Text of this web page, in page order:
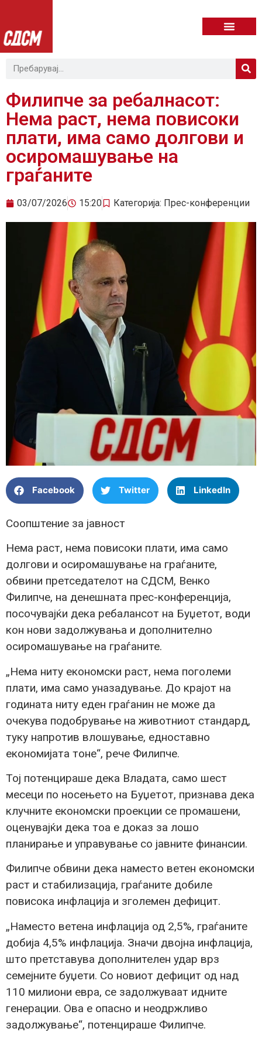
Филипче за ребалнасот:
Нема раст, нема повисоки
плати, има само долгови и
осиромашување на
граѓаните
03/07/2026 15:20 Категорија: Прес-конференции
Facebook Twitter LinkedIn
Соопштение за јавност
Нема раст, нема повисоки плати, има само
долгови и осиромашување на граѓаните,
обвини претседателот на СДСМ, Венко
Филипче, на денешната прес-конференција,
посочувајќи дека ребалансот на Буџетот, води
кон нови задолжувања и дополнително
осиромашување на граѓаните.
„Нема ниту економски раст, нема поголеми
плати, има само уназадување. До крајот на
годината ниту еден граѓанин не може да
очекува подобрување на животниот стандард,
туку напротив влошување, едноставно
економијата тоне“, рече Филипче.
Тој потенцираше дека Владата, само шест
месеци по носењето на Буџетот, признава дека
клучните економски проекции се промашени,
оценувајќи дека тоа е доказ за лошо
планирање и управување со јавните финансии.
Филипче обвини дека наместо ветен економски
раст и стабилизација, граѓаните добиле
повисока инфлација и зголемен дефицит.
„Наместо ветена инфлација од 2,5%, граѓаните
добија 4,5% инфлација. Значи двојна инфлација,
што претставува дополнителен удар врз
семејните буџети. Со новиот дефицит од над
110 милиони евра, се задолжуваат идните
генерации. Ова е опасно и неодржливо
задолжување“, потенцираше Филипче.